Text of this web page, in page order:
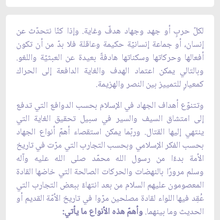
لكلّ حربٍ أو جهد وجهاد هدفٌ وغاية. وإذا كنّا نتحدّث عن
إنسان، أو جماعة إنسانيّة حكيمة وعاقلة فلا بدّ من أن تكون
أفعالها وحركاتها وسكناتها هادفةً بعيدة عن العبثيّة واللغو.
وبالتالي يمكن اعتماد الهدف والغاية الدافعة إلى الحراك
كمعيارٍ للتمييز بين النصر والهزيمة.
وتتنوّع أهداف الجهاد في الإسلام بحسب الدوافع التي تدفع
إلى امتشاق السيف والسير في سبيل تحقيق الغاية التي
ينتهي إليها القتال. وربّما يمكن استقصاء أهمّ أنواع الجهاد
بحسب الفكر الإسلامي وبحسب التجارب التي مرّت في تاريخ
الأمة بدءًا من رسول الله محمّد صلى الله عليه وآله
وسلم مرورًا بالنهضات والحركات الصالحة التي خاضها القادة
المعصومون عليهم السلام من بعد انتهاءً ببعض التجارب التي
عُقِد فيها اللواء لقادة مصلحين مرّوا في تاريخ الأمّة القديم أو
الحديث وما بينهما.وأهمّ هذه الأنواع ما يأتي: